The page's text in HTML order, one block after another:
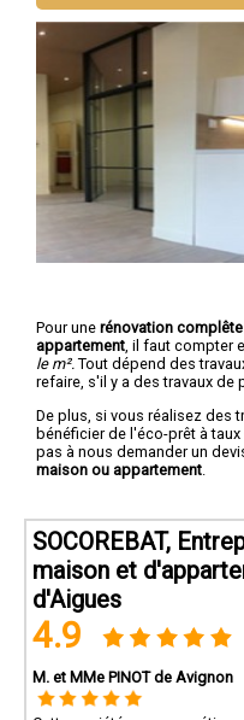
Pour une rénovation
appartement , il faut compter
le m². Tout dépend des
refaire, s'il y a des travaux de
De plus, si vous réalisez des
bénéficier de l'éco-prêt à taux
pas à nous demander un
maison ou appartement
SOCOREBAT,
maison et
d'Aigues
4.9
M. et MMe PINOT de Avignon